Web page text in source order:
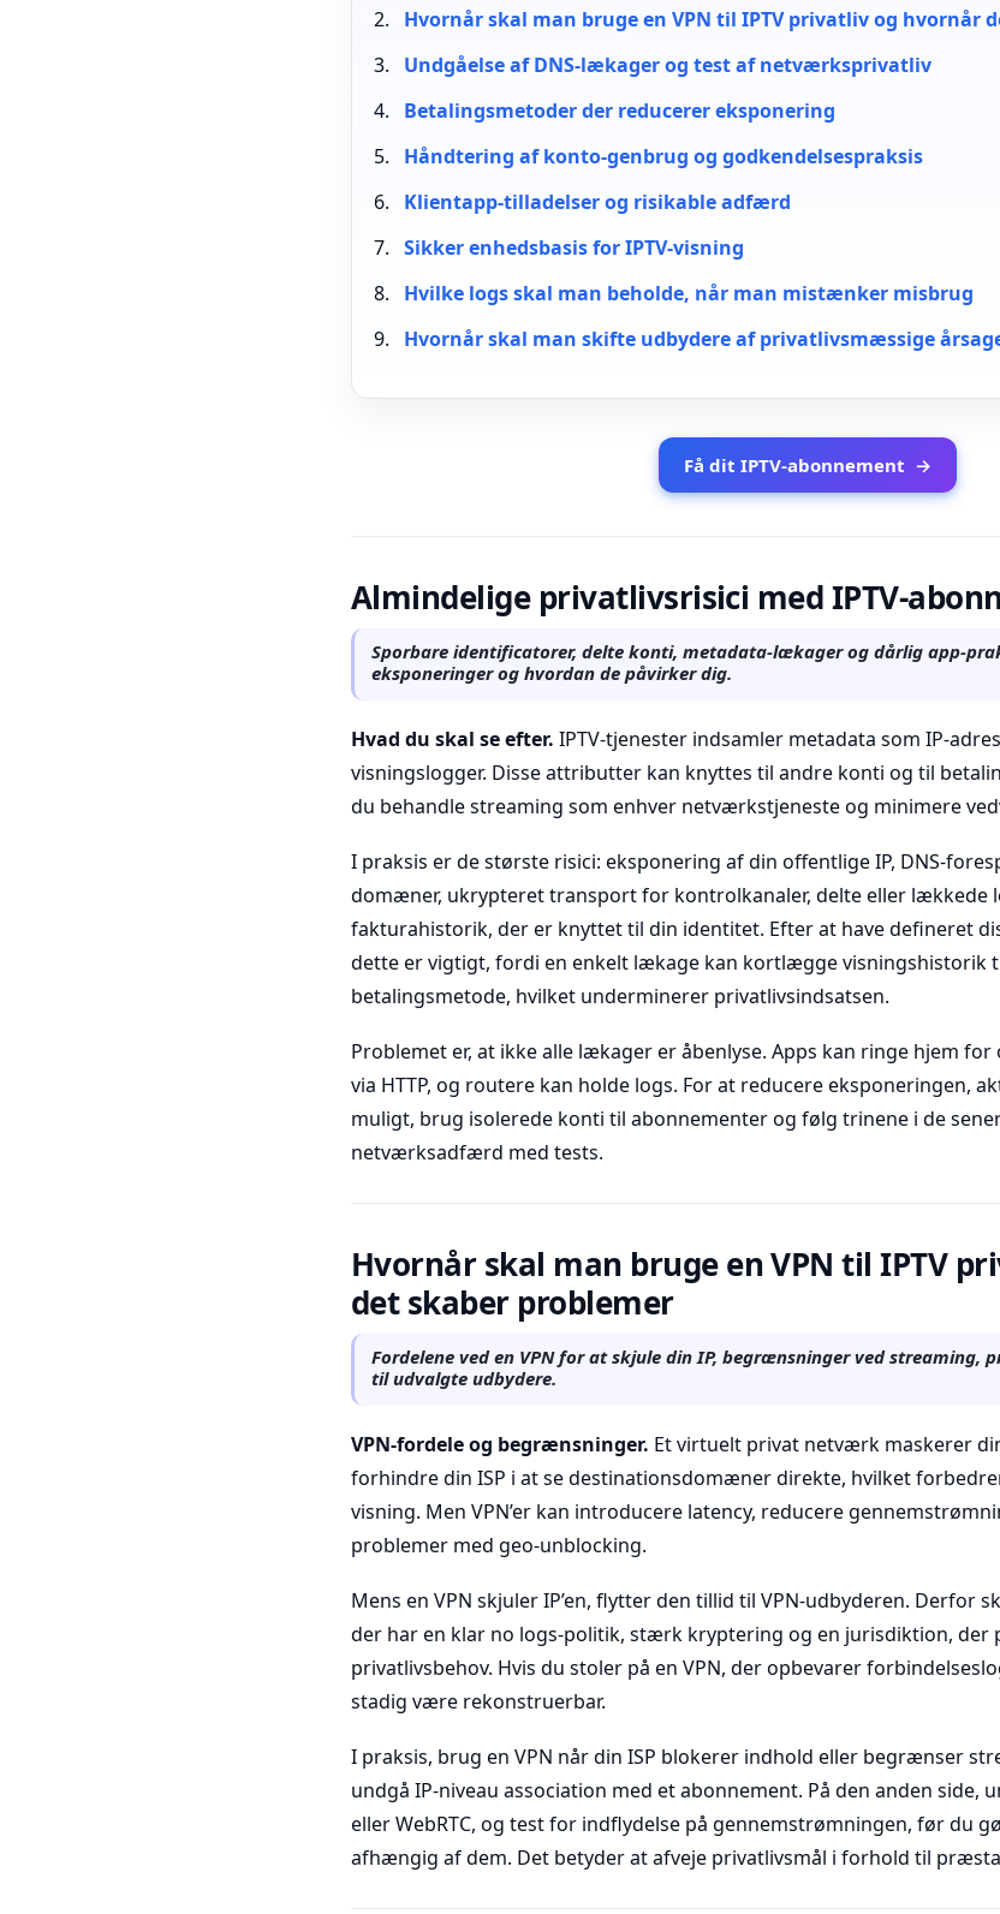
Hvornår skal man bruge en VPN til IPTV privatliv og hvornår
Undgåelse af DNS-lækager og test af netværksprivatliv
Betalingsmetoder der reducerer eksponering
Håndtering af konto-genbrug og godkendelsespraksis
Klientapp-tilladelser og risikable adfærd
Sikker enhedsbasis for IPTV-visning
Hvilke logs skal man beholde, når man mistænker misbrug
Hvornår skal man skifte udbydere af privatlivsmæssige
Få dit IPTV-abonnement →
Almindelige privatlivsrisici med IPTV-
Sporbare identificatorer, delte konti, metadata-lækager og dårlig app-
eksponeringer og hvordan de påvirker dig.
Hvad du skal se efter. IPTV-tjenester indsamler metadata som IP-
visningslogger. Disse attributter kan knyttes til andre konti og til
du behandle streaming som enhver netværkstjeneste og minimere
I praksis er de største risici: eksponering af din offentlige IP, DNS-
domæner, ukrypteret transport for kontrolkanaler, delte eller lækkede
fakturahistorik, der er knyttet til din identitet. Efter at have defineret
dette er vigtigt, fordi en enkelt lækage kan kortlægge visningshistorik
betalingsmetode, hvilket underminerer privatlivsindsatsen.
Problemet er, at ikke alle lækager er åbenlyse. Apps kan ringe hjem
via HTTP, og routere kan holde logs. For at reducere eksponeringen,
muligt, brug isolerede konti til abonnementer og følg trinene i de
netværksadfærd med tests.
Hvornår skal man bruge en VPN til IPTV
det skaber problemer
Fordelene ved en VPN for at skjule din IP, begrænsninger ved
til udvalgte udbydere.
VPN-fordele og begrænsninger. Et virtuelt privat netværk maskerer
forhindre din ISP i at se destinationsdomæner direkte, hvilket
visning. Men VPN’er kan introducere latency, reducere
problemer med geo-unblocking.
Mens en VPN skjuler IP’en, flytter den tillid til VPN-udbyderen. Derfor
der har en klar no logs-politik, stærk kryptering og en jurisdiktion, der
privatlivsbehov. Hvis du stoler på en VPN, der opbevarer
stadig være rekonstruerbar.
I praksis, brug en VPN når din ISP blokerer indhold eller begrænser
undgå IP-niveau association med et abonnement. På den anden side,
eller WebRTC, og test for indflydelse på gennemstrømningen, før du
afhængig af dem. Det betyder at afveje privatlivsmål i forhold til